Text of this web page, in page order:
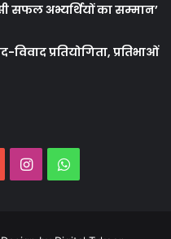
सफल अभ्यर्थियों का सम्मान’
विवाद प्रतियोगिता, प्रतिभाओं
InstagramWhatsApp